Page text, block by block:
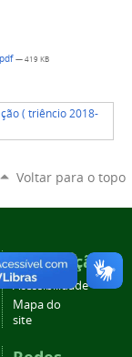
— 419 KB
( triêncio 2018-
Voltar para o topo
Navegação
Acessibilidade
Mapa do
site